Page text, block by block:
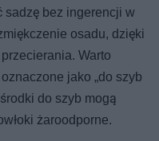
sadzę bez ingerencji w
osadu, dzięki
Warto
jako „do szyb
do szyb mogą
żaroodporne.